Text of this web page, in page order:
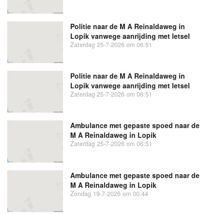
Politie naar de M A Reinaldaweg in
Lopik vanwege aanrijding met letsel
Zaterdag 25-7-2026 om 06:51
Politie naar de M A Reinaldaweg in
Lopik vanwege aanrijding met letsel
Zaterdag 25-7-2026 om 06:51
Ambulance met gepaste spoed naar de
M A Reinaldaweg in Lopik
Zaterdag 25-7-2026 om 06:51
Ambulance met gepaste spoed naar de
M A Reinaldaweg in Lopik
Zondag 19-7-2026 om 00:44